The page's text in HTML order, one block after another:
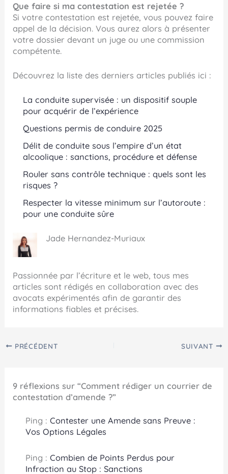
Que faire si ma contestation est rejetée ?
Si votre contestation est rejetée, vous pouvez faire
appel de la décision. Vous aurez alors à présenter
votre dossier devant un juge ou une commission
compétente.
Découvrez la liste des derniers articles publiés ici :
La conduite supervisée : un dispositif souple
pour acquérir de l’expérience
Questions permis de conduire 2025
Délit de conduite sous l’empire d’un état
alcoolique : sanctions, procédure et défense
Rouler sans contrôle technique : quels sont les
risques ?
Respecter la vitesse minimum sur l’autoroute :
pour une conduite sûre
Jade Hernandez-Muriaux
Passionnée par l’écriture et le web, tous mes
articles sont rédigés en collaboration avec des
avocats expérimentés afin de garantir des
informations fiables et précises.
PRÉCÉDENT SUIVANT
9 réflexions sur “Comment rédiger un courrier de
contestation d’amende ?”
Ping : Contester une Amende sans Preuve :
Vos Options Légales
Ping : Combien de Points Perdus pour
Infraction au Stop : Sanctions